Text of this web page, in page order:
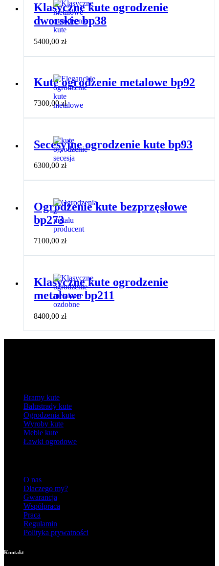
Klasyczne kute ogrodzenie
dworskie bp38
5400,00 zł
Kute ogrodzenie metalowe bp92
7300,00zł
Secesyjne ogrodzenie kute bp93
6300,00 zł
Ogrodzenie kute bezprzęsłowe
bp273
7100,00 zł
Klasyczne kute ogrodzenie
metalowe bp211
8400,00 zł
Bramy kute
Balustrady kute
Ogrodzenia kute
Wyroby kute
Meble kute
Ławki ogrodowe
O nas
Dlaczego my?
Gwarancja
Współpraca
Praca
Regulamin
Polityka prywatności
Kontakt